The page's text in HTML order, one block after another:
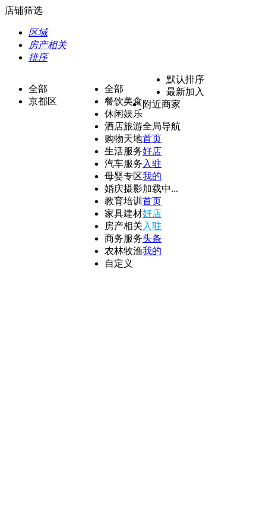
店铺筛选
区域
房产相关
排序
全部
京都区
全部
餐饮美食
休闲娱乐
酒店旅游
购物天地
生活服务
汽车服务
母婴专区
婚庆摄影
教育培训
家具建材
房产相关
商务服务
农林牧渔
自定义
默认排序
最新加入
附近商家
全局导航
首页
好店
入驻
我的
加载中...
首页
好店
入驻
头条
我的